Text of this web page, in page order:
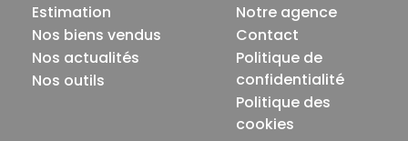
Estimation
Nos biens vendus
Nos actualités
Nos outils
Notre agence
Contact
Politique de
confidentialité
Politique des
cookies